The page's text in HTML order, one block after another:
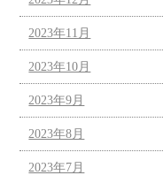
2023年11月
2023年10月
2023年9月
2023年8月
2023年7月